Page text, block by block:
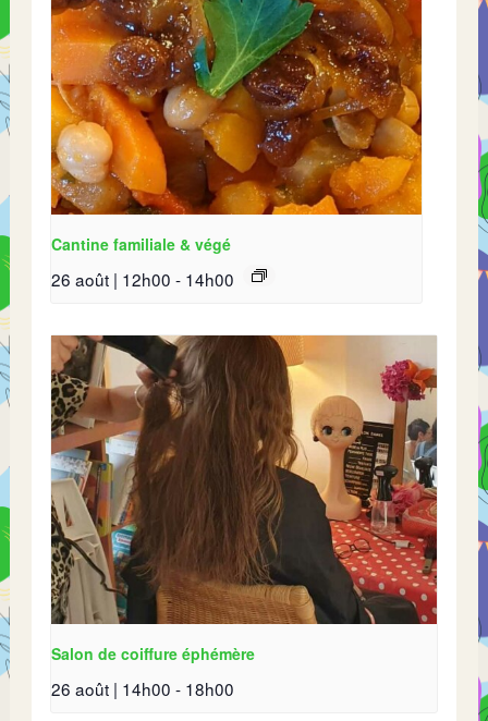
Cantine familiale & végé
26 août | 12h00 - 14h00
Salon de coiffure éphémère
26 août | 14h00 - 18h00